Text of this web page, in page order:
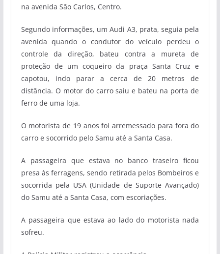
na avenida São Carlos, Centro.
Segundo informações, um Audi A3, prata, seguia pela
avenida quando o condutor do veículo perdeu o
controle da direção, bateu contra a mureta de
proteção de um coqueiro da praça Santa Cruz e
capotou, indo parar a cerca de 20 metros de
distância. O motor do carro saiu e bateu na porta de
ferro de uma loja.
O motorista de 19 anos foi arremessado para fora do
carro e socorrido pelo Samu até a Santa Casa.
A passageira que estava no banco traseiro ficou
presa às ferragens, sendo retirada pelos Bombeiros e
socorrida pela USA (Unidade de Suporte Avançado)
do Samu até a Santa Casa, com escoriações.
A passageira que estava ao lado do motorista nada
sofreu.